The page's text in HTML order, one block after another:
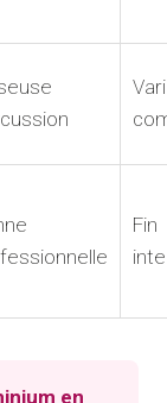
Fin
en